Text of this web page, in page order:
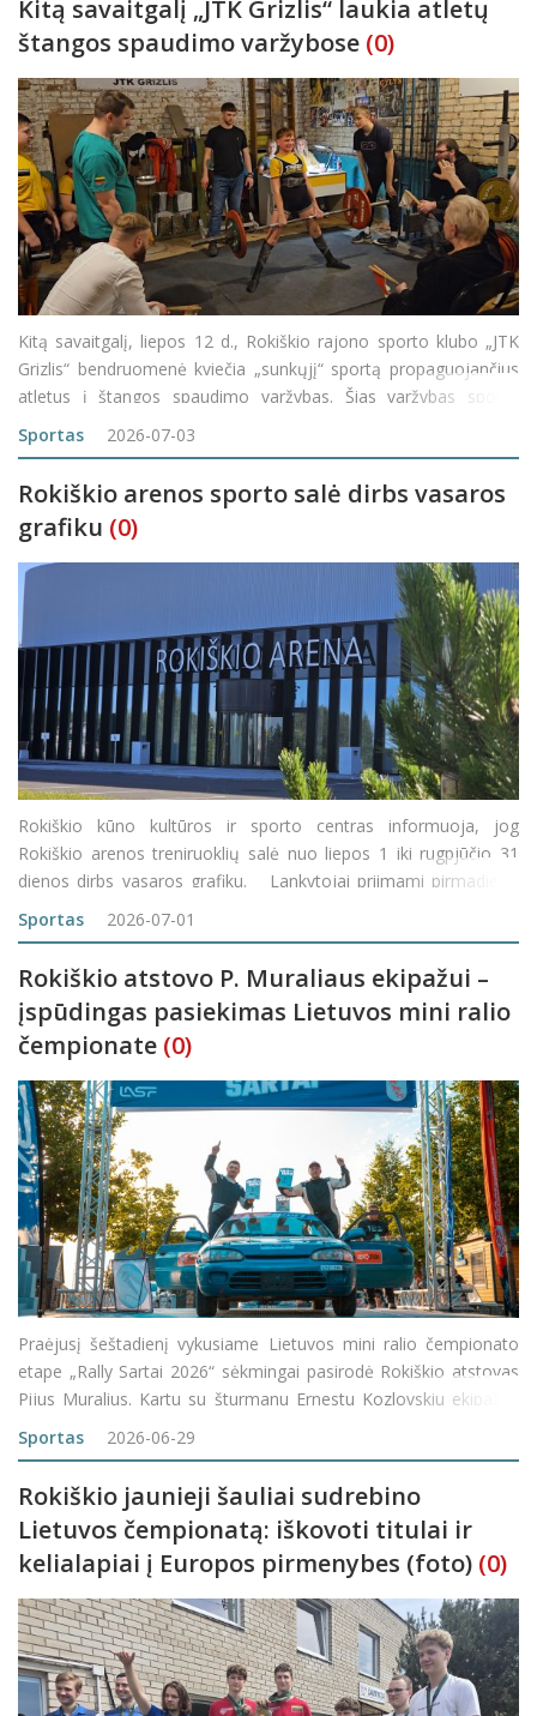
Kitą savaitgalį „JTK Grizlis“ laukia atletų
štangos spaudimo varžybose (0)
Kitą savaitgalį, liepos 12 d., Rokiškio rajono sporto klubo „JTK
Grizlis“ bendruomenė kviečia „sunkųjį“ sportą propaguojančius
atletus į štangos spaudimo varžybas. Šias varžybas sporto
Sportas 2026-07-03
Rokiškio arenos sporto salė dirbs vasaros
grafiku (0)
Rokiškio kūno kultūros ir sporto centras informuoja, jog
Rokiškio arenos treniruoklių salė nuo liepos 1 iki rugpjūčio 31
dienos dirbs vasaros grafiku. Lankytojai priimami pirmadienį-
Sportas 2026-07-01
Rokiškio atstovo P. Muraliaus ekipažui –
įspūdingas pasiekimas Lietuvos mini ralio
čempionate (0)
Praėjusį šeštadienį vykusiame Lietuvos mini ralio čempionato
etape „Rally Sartai 2026“ sėkmingai pasirodė Rokiškio atstovas
Pijus Muralius. Kartu su šturmanu Ernestu Kozlovskiu ekipažas
Sportas 2026-06-29
Rokiškio jaunieji šauliai sudrebino
Lietuvos čempionatą: iškovoti titulai ir
kelialapiai į Europos pirmenybes (foto) (0)